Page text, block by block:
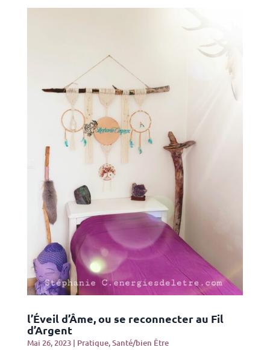
l’Éveil d’Âme, ou se reconnecter au Fil
d’Argent
Mai 26, 2023| Pratique,Santé/bien Être